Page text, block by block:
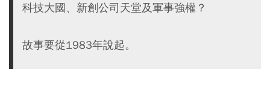
科技大國、新創公司天堂及軍事強權？
故事要從1983年說起。